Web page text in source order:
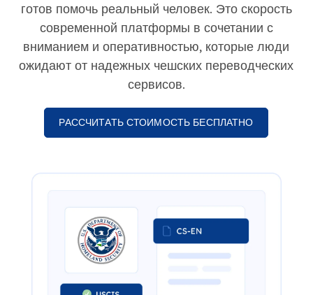
готов помочь реальный человек. Это скорость
современной платформы в сочетании с
вниманием и оперативностью, которые люди
ожидают от надежных чешских переводческих
сервисов.
РАССЧИТАТЬ СТОИМОСТЬ БЕСПЛАТНО